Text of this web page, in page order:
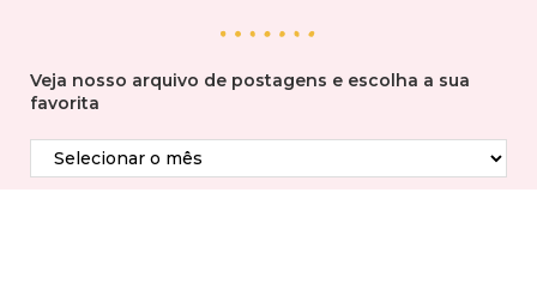
Veja nosso arquivo de postagens e escolha a sua
favorita